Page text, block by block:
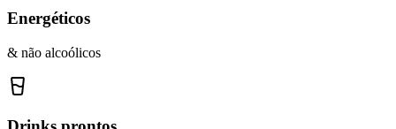
Energéticos
& não alcoólicos